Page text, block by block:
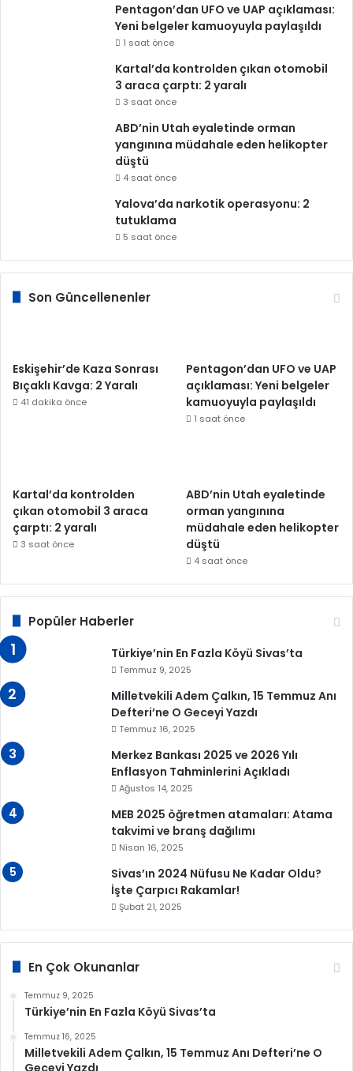
Pentagon’dan UFO ve UAP açıklaması:
Yeni belgeler kamuoyuyla paylaşıldı
1 saat önce
Kartal’da kontrolden çıkan otomobil
3 araca çarptı: 2 yaralı
3 saat önce
ABD’nin Utah eyaletinde orman
yangınına müdahale eden helikopter
düştü
4 saat önce
Yalova’da narkotik operasyonu: 2
tutuklama
5 saat önce
Son Güncellenenler
Eskişehir’de Kaza Sonrası
Bıçaklı Kavga: 2 Yaralı
41 dakika önce
Pentagon’dan UFO ve UAP
açıklaması: Yeni belgeler
kamuoyuyla paylaşıldı
1 saat önce
Kartal’da kontrolden
çıkan otomobil 3 araca
çarptı: 2 yaralı
3 saat önce
ABD’nin Utah eyaletinde
orman yangınına
müdahale eden helikopter
düştü
4 saat önce
Popüler Haberler
Türkiye’nin En Fazla Köyü Sivas’ta
Temmuz 9, 2025
Milletvekili Adem Çalkın, 15 Temmuz Anı
Defteri’ne O Geceyi Yazdı
Temmuz 16, 2025
Merkez Bankası 2025 ve 2026 Yılı
Enflasyon Tahminlerini Açıkladı
Ağustos 14, 2025
MEB 2025 öğretmen atamaları: Atama
takvimi ve branş dağılımı
Nisan 16, 2025
Sivas’ın 2024 Nüfusu Ne Kadar Oldu?
İşte Çarpıcı Rakamlar!
Şubat 21, 2025
En Çok Okunanlar
Temmuz 9, 2025
Türkiye’nin En Fazla Köyü Sivas’ta
Temmuz 16, 2025
Milletvekili Adem Çalkın, 15 Temmuz Anı Defteri’ne O
Geceyi Yazdı